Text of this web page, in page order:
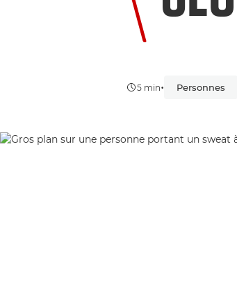
5 min• Personnes